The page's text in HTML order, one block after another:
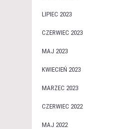
LIPIEC 2023
CZERWIEC 2023
MAJ 2023
KWIECIEŃ 2023
MARZEC 2023
CZERWIEC 2022
MAJ 2022